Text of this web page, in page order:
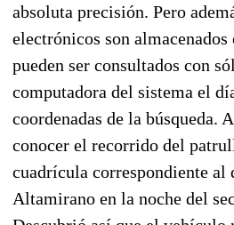
absoluta precisión. Pero
electrónicos son
pueden ser consultados con
computadora del sistema el
coordenadas de la búsqueda.
conocer el recorrido del
cuadrícula correspondiente
Altamirano en la noche del